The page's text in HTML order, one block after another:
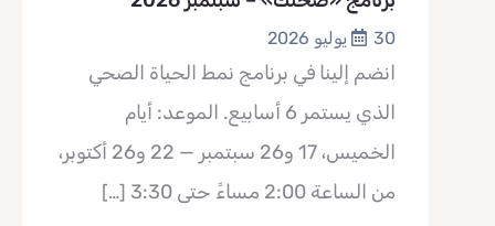
30 يوليو 2026
انضم إلينا في برنامج نمط الحياة الصحي
الذي يستمر 6 أسابيع. الموعد: أيام
الخميس، 17 و26 سبتمبر — 22 و26 أكتوبر،
من الساعة 2:00 مساءً حتى 3:30
[…]